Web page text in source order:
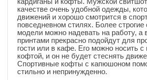
качестве очень удобной одежды,
движений и хорошо смотрится в
повседневном стилях. Более
модели можно надевать на работу, а
принтами прекрасно подойдут для
гости или в кафе. Его можно носить с
кофтой, и он не будет стеснять
Спортивные кофты с капюшоном
стильно и непринужденно.